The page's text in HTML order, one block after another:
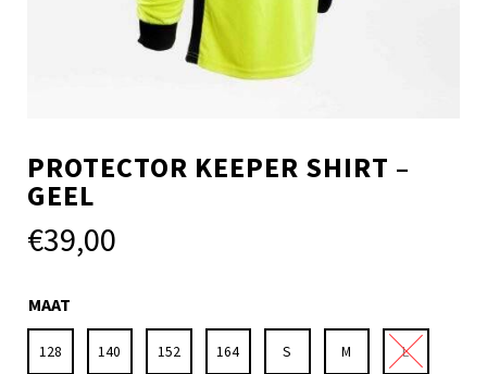
PROTECTOR KEEPER SHIRT –
GEEL
€39,00
MAAT
128 140 152 164 S M L